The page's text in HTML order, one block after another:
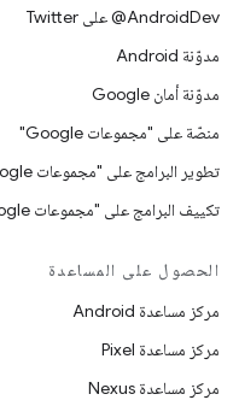
‎@AndroidDev على Twitter
مدوّنة Android
مدوّنة أمان Google
منصّة على "مجموعات Google"
تطوير البرامج على "مجموعات Google"
تكييف البرامج على "مجموعات Google"
الحصول على المساعدة
مركز مساعدة Android
مركز مساعدة Pixel
مركز مساعدة Nexus